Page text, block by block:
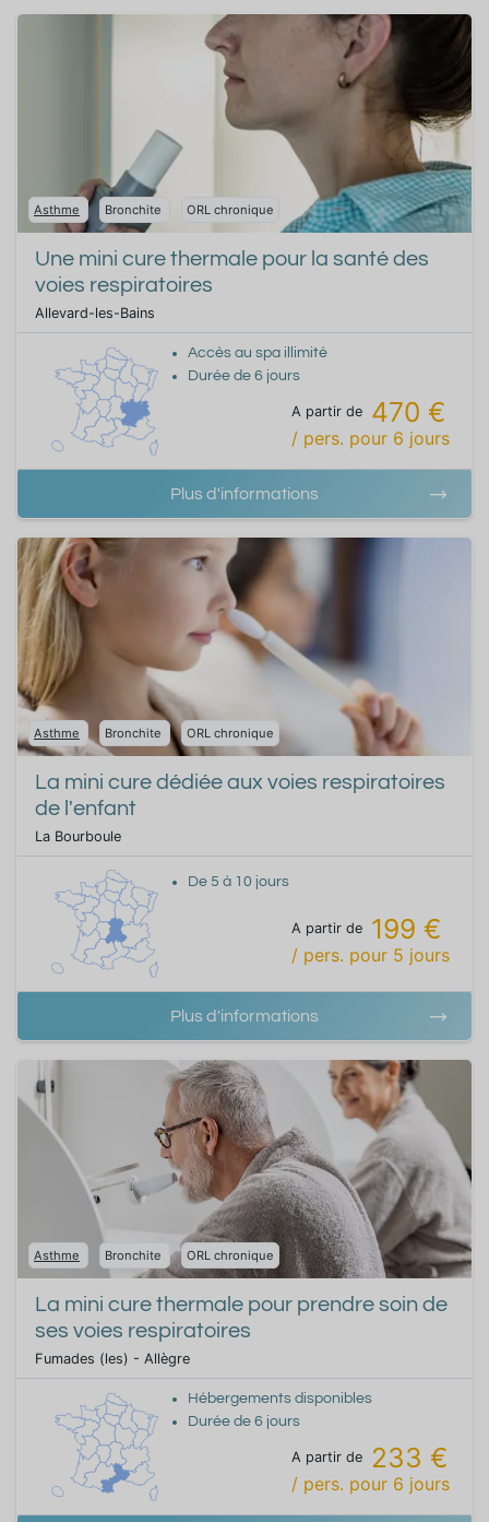
Asthme Bronchite ORL chronique
Une mini cure thermale pour la santé des
voies respiratoires
Allevard-les-Bains
Accès au spa illimité
Durée de 6 jours
A partir de 470 €
/ pers. pour 6 jours
Plus d'informations
Asthme Bronchite ORL chronique
La mini cure dédiée aux voies respiratoires
de l'enfant
La Bourboule
De 5 à 10 jours
A partir de 199 €
/ pers. pour 5 jours
Plus d'informations
Asthme Bronchite ORL chronique
La mini cure thermale pour prendre soin de
ses voies respiratoires
Fumades (les) - Allègre
Hébergements disponibles
Durée de 6 jours
A partir de 233 €
/ pers. pour 6 jours